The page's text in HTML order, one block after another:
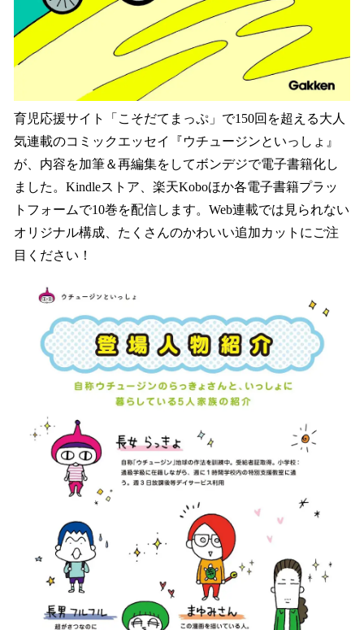
育児応援サイト「こそだてまっぷ」で150回を超える大人
気連載のコミックエッセイ『ウチュージンといっしょ』
が、内容を加筆＆再編集をしてボンデジで電子書籍化し
ました。Kindleストア、楽天Koboほか各電子書籍プラッ
トフォームで10巻を配信します。Web連載では見られない
オリジナル構成、たくさんのかわいい追加カットにご注
目ください！